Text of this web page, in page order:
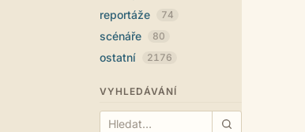
reportáže 74
scénáře 80
ostatní 2176
VYHLEDÁVÁNÍ